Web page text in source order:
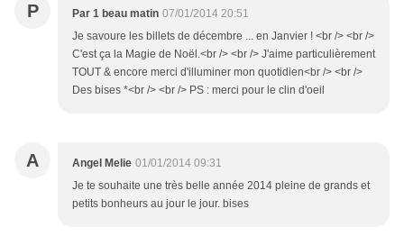
P Par 1 beau matin 07/01/2014 20:51
Je savoure les billets de décembre ... en Janvier ! <br /> <br />
C'est ça la Magie de Noël.<br /> <br /> J'aime particulièrement
TOUT & encore merci d'illuminer mon quotidien<br /> <br />
Des bises *<br /> <br /> PS : merci pour le clin d'oeil
A Angel Melie 01/01/2014 09:31
Je te souhaite une très belle année 2014 pleine de grands et
petits bonheurs au jour le jour. bises